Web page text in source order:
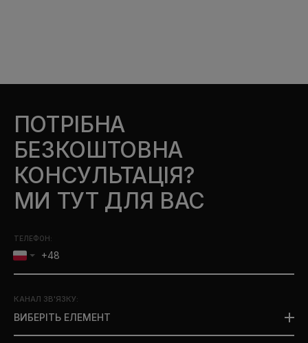
ПОТРІБНА
БЕЗКОШТОВНА
КОНСУЛЬТАЦІЯ?
МИ ТУТ ДЛЯ ВАС
ТЕЛЕФОН:
КАНАЛ ЗВ'ЯЗКУ:
ВИБЕРІТЬ ЕЛЕМЕНТ